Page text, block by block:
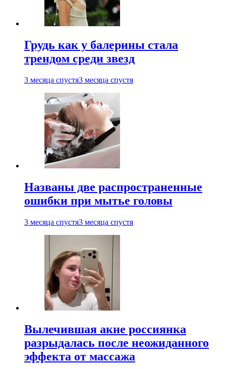
Грудь как у балерины стала
трендом среди звезд
3 месяца спустя3 месяца спустя
Названы две распространенные
ошибки при мытье головы
3 месяца спустя3 месяца спустя
Вылечившая акне россиянка
разрыдалась после неожиданного
эффекта от массажа